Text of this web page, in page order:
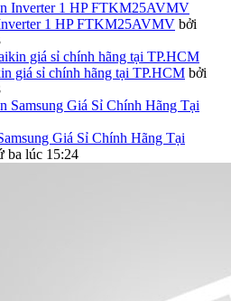
1 HP FTKM25AVMV bởi
giá sỉ chính hãng tại TP.HCM bởi
Giá Sỉ Chính Hãng Tại
ba lúc 15:24